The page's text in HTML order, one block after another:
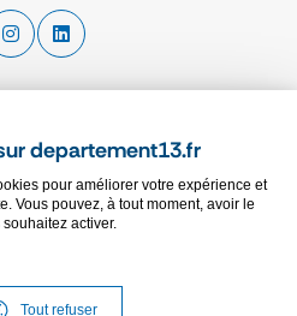
departement13.fr
pour améliorer votre expérience et
Vous pouvez, à tout moment, avoir le
activer.
Tout refuser